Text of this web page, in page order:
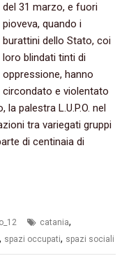
del 31 marzo, e fuori
pioveva, quando i
burattini dello Stato, coi
loro blindati tinti di
oppressione, hanno
circondato e violentato
palestra L.U.P.O. nel
tra variegati gruppi
di centinaia di
catania,
, spazi occupati, spazi sociali